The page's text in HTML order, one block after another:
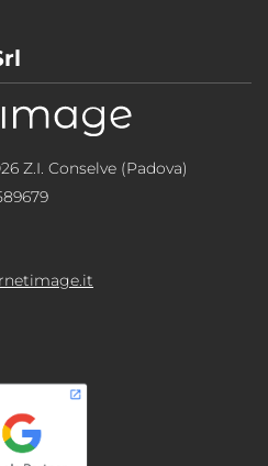
Z.I. Conselve (Padova)